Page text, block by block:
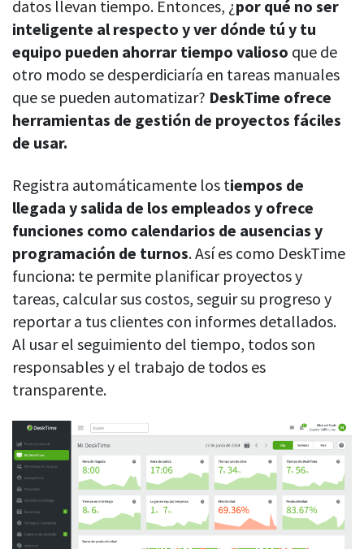
datos llevan tiempo. Entonces, ¿por qué no ser
inteligente al respecto y ver dónde tú y tu
equipo pueden ahorrar tiempo valioso que de
otro modo se desperdiciaría en tareas manuales
que se pueden automatizar? DeskTime ofrece
herramientas de gestión de proyectos fáciles
de usar.
Registra automáticamente los tiempos de
llegada y salida de los empleados y ofrece
funciones como calendarios de ausencias y
programación de turnos. Así es como DeskTime
funciona: te permite planificar proyectos y
tareas, calcular sus costos, seguir su progreso y
reportar a tus clientes con informes detallados.
Al usar el seguimiento del tiempo, todos son
responsables y el trabajo de todos es
transparente.